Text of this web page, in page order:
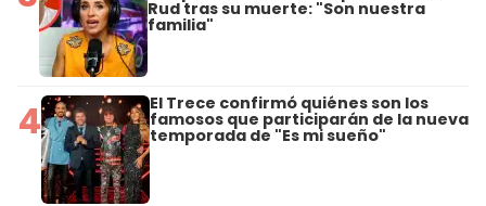
Rud tras su muerte: "Son nuestra
familia"
4 El Trece confirmó quiénes son los
famosos que participarán de la nueva
temporada de "Es mi sueño"